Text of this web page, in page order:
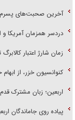
آخرین صحبت‌های پسرم
دردسر همزمان آمریکا
زمان شارژ اعتبار
کنوانسیون خزر، از
اربعین؛ زبان مشترک
پیاده روی جاماندگان